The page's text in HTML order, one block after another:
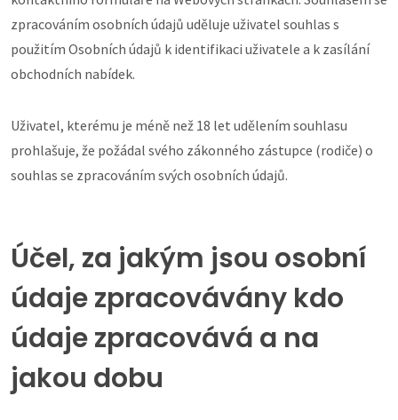
zpracováním osobních údajů uděluje uživatel souhlas s
použitím Osobních údajů k identifikaci uživatele a k zasílání
obchodních nabídek.
Uživatel, kterému je méně než 18 let udělením souhlasu
prohlašuje, že požádal svého zákonného zástupce (rodiče) o
souhlas se zpracováním svých osobních údajů.
Účel, za jakým jsou osobní
údaje zpracovávány kdo
údaje zpracovává a na
jakou dobu